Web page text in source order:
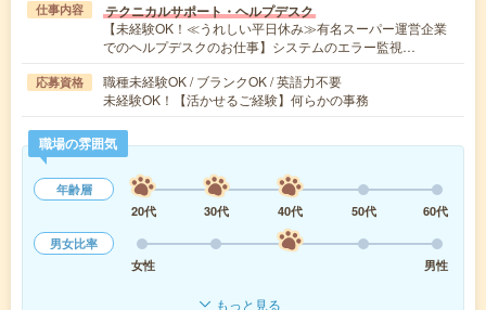
仕事内容 テクニカルサポート・ヘルプデスク
【未経験OK！≪うれしい平日休み≫有名スーパー運営企業
でのヘルプデスクのお仕事】システムのエラー監視…
応募資格
職種未経験OK / ブランクOK / 英語力不要
未経験OK！【活かせるご経験】何らかの事務
職場の雰囲気
年齢層
20代
30代 40代 50代
60代
男女比率
女性
男性
もっと見る